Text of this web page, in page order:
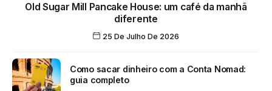
Old Sugar Mill Pancake House: um café da manhã
diferente
25 De Julho De 2026
Como sacar dinheiro com a Conta Nomad:
guia completo